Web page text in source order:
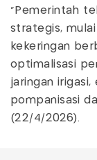
“Pemerintah
strategis,
kekeringan
optimalisasi
jaringan
pompanisasi
(22/4/2026).